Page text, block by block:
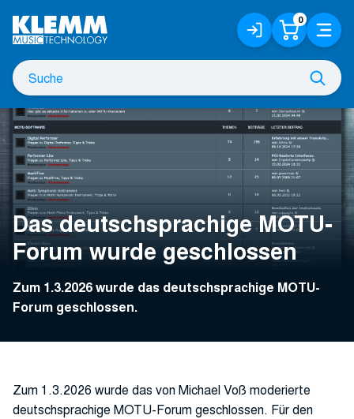
Hauptinhalt
Suche
nach
Anmelden
/
Registrieren
0 Menü
Das deutschsprachige MOTU-
Forum wurde geschlossen
Zum 1.3.2026 wurde das deutschsprachige MOTU-
Forum geschlossen.
Zum 1.3.2026 wurde das von Michael Voß moderierte
deutschsprachige MOTU-Forum geschlossen. Für den